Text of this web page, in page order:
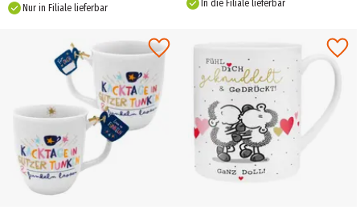
Nur in Filiale lieferbar In die Filiale lieferbar